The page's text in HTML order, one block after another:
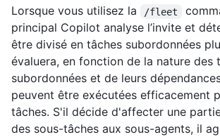
Lorsque vous utilisez la /fleet
principal Copilot analyse l’invite et
être divisé en tâches subordonnées
évaluera, en fonction de la nature des
subordonnées et de leurs
peuvent être exécutées efficacement
tâches. S'il décide d'affecter une
des sous-tâches aux sous-agents, il